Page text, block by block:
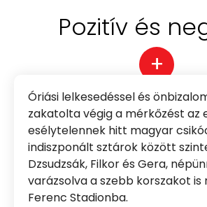
Pozitív és
+
Óriási lelkesedéssel és
zakatolta végig a mérkőzést az
esélytelennek hitt magyar
indiszponált sztárok között
Dzsudzsák, Filkor és Gera,
varázsolva a szebb korszakot is
Ferenc Stadionba.